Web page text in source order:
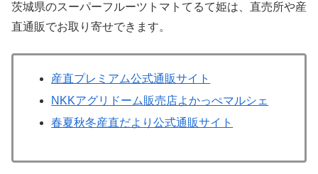
茨城県のスーパーフルーツトマトてるて姫は、直売所や産
直通販でお取り寄せできます。
産直プレミアム公式通販サイト
NKKアグリドーム販売店よかっぺマルシェ
春夏秋冬産直だより公式通販サイト